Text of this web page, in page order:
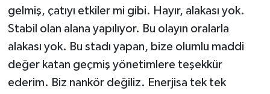
gelmiş, çatıyı etkiler mi gibi. Hayır, alakası yok.
Stabil olan alana yapılıyor. Bu olayın oralarla
alakası yok. Bu stadı yapan, bize olumlu maddi
değer katan geçmiş yönetimlere teşekkür
ederim. Biz nankör değiliz. Enerjisa tek tek